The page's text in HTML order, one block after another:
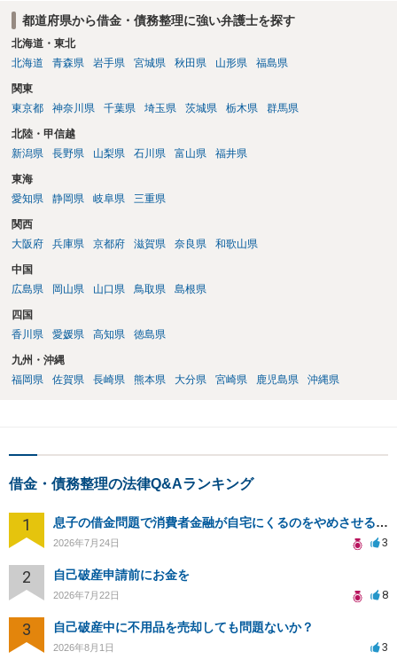
都道府県から借金・債務整理に強い弁護士を探す
北海道・東北
北海道
青森県 岩手県 宮城県 秋田県 山形県 福島県
関東
東京都
神奈川県 千葉県 埼玉県 茨城県 栃木県 群馬県
北陸・甲信越
新潟県
長野県 山梨県 石川県 富山県 福井県
東海
愛知県
静岡県 岐阜県 三重県
関西
大阪府
兵庫県 京都府 滋賀県 奈良県 和歌山県
中国
広島県
岡山県 山口県 鳥取県 島根県
四国
香川県
愛媛県 高知県 徳島県
九州・沖縄
福岡県
佐賀県 長崎県 熊本県 大分県 宮崎県 鹿児島県 沖縄県
借金・債務整理の法律Q&Aランキング
1 息子の借金問題で消費者金融が自宅にくるのをやめさせる方法はないですか？
2026年7月24日 3
2 自己破産申請前にお金を
2026年7月22日 8
3 自己破産中に不用品を売却しても問題ないか？
2026年8月1日 3